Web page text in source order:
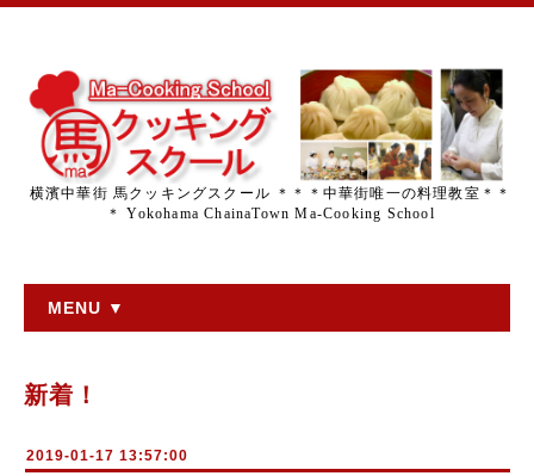
横濱中華街 馬クッキングスクール ＊＊＊中華街唯一の料理教室＊＊
＊ Yokohama ChainaTown Ma-Cooking School
MENU ▼
新着！
2019-01-17 13:57:00